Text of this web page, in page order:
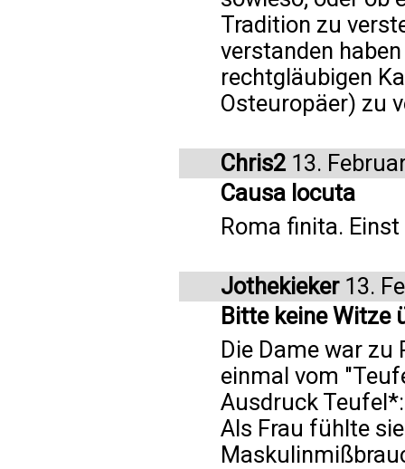
Tradition zu
verstanden
rechtgläubigen
Osteuropäer) zu
Chris2 13.
Causa locuta
Roma finita.
Jothekieker13.
Bitte keine Witze
Die Dame war zu
einmal vom
Ausdruck
Als Frau fühlte